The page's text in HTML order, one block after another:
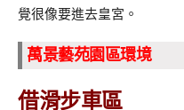
覺很像要進去皇宮。
萬景藝苑園區環境
借滑步車區